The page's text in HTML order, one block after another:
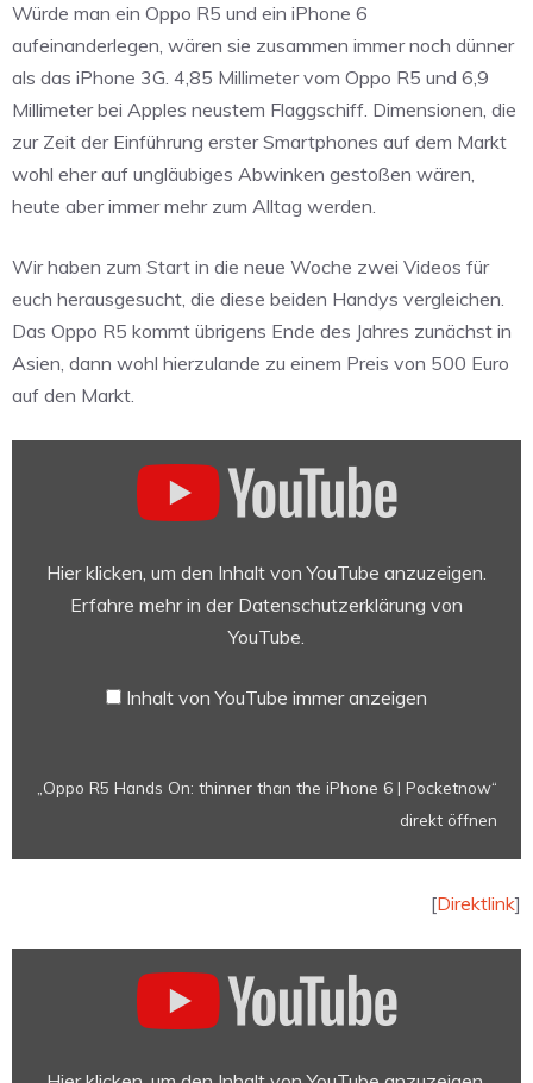
Würde man ein Oppo R5 und ein iPhone 6
aufeinanderlegen, wären sie zusammen immer noch dünner
als das iPhone 3G. 4,85 Millimeter vom Oppo R5 und 6,9
Millimeter bei Apples neustem Flaggschiff. Dimensionen, die
zur Zeit der Einführung erster Smartphones auf dem Markt
wohl eher auf ungläubiges Abwinken gestoßen wären,
heute aber immer mehr zum Alltag werden.
Wir haben zum Start in die neue Woche zwei Videos für
euch herausgesucht, die diese beiden Handys vergleichen.
Das Oppo R5 kommt übrigens Ende des Jahres zunächst in
Asien, dann wohl hierzulande zu einem Preis von 500 Euro
auf den Markt.
thinner
YouTube
Hier klicken, um den Inhalt von YouTube anzuzeigen.
Erfahre mehr in der Datenschutzerklärung von
YouTube.
Inhalt von YouTube immer anzeigen
„Oppo R5 Hands On: thinner than the iPhone 6 | Pocketnow“
direkt öffnen
[Direktlink]